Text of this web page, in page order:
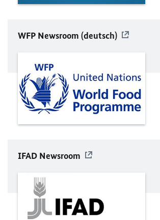
WFP Newsroom (deutsch)
IFAD Newsroom